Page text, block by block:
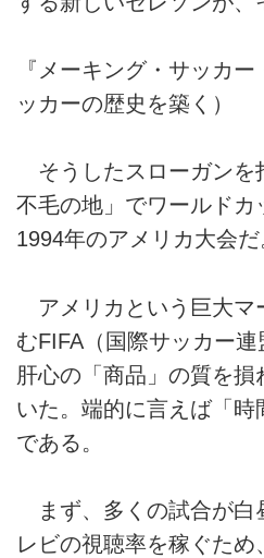
『メーキング・サッカ
ッカーの歴史を築く）
そうしたスローガンを
不毛の地」でワールドカ
1994年のアメリカ大会だ
アメリカという巨大マ
むFIFA（国際サッカー連
肝心の「商品」の質を
いた。端的に言えば「時
である。
まず、多くの試合が白
レビの視聴率を稼ぐため